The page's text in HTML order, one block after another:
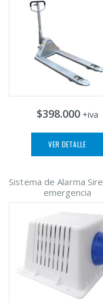
$398.000 +iva
VER DETALLE
Sistema de Alarma
emergencia